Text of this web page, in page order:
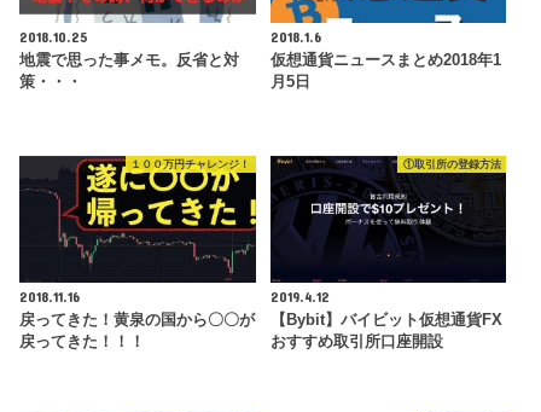
2018.10.25
地震で思った事メモ。反省と対
策・・・
2018.1.6
仮想通貨ニュースまとめ2018年1
月5日
１００万円チャレンジ！
2018.11.16
戻ってきた！黄泉の国から〇〇が
戻ってきた！！！
①取引所の登録方法
2019.4.12
【Bybit】バイビット仮想通貨FX
おすすめ取引所口座開設